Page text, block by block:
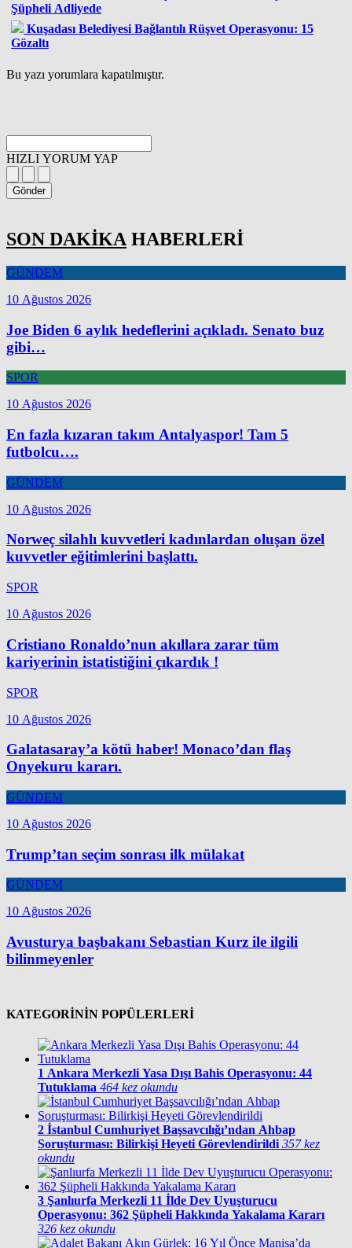
Şüpheli Adliyede
Kuşadası Belediyesi Bağlantılı Rüşvet Operasyonu: 15
Gözaltı
Bu yazı yorumlara kapatılmıştır.
HIZLI YORUM YAP
Gönder
SON DAKİKA HABERLERİ
GÜNDEM
10 Ağustos 2026
Joe Biden 6 aylık hedeflerini açıkladı. Senato buz
gibi…
SPOR
10 Ağustos 2026
En fazla kızaran takım Antalyaspor! Tam 5
futbolcu….
GÜNDEM
10 Ağustos 2026
Norweç silahlı kuvvetleri kadınlardan oluşan özel
kuvvetler eğitimlerini başlattı.
SPOR
10 Ağustos 2026
Cristiano Ronaldo’nun akıllara zarar tüm
kariyerinin istatistiğini çıkardık !
SPOR
10 Ağustos 2026
Galatasaray’a kötü haber! Monaco’dan flaş
Onyekuru kararı.
GÜNDEM
10 Ağustos 2026
Trump’tan seçim sonrası ilk mülakat
GÜNDEM
10 Ağustos 2026
Avusturya başbakanı Sebastian Kurz ile ilgili
bilinmeyenler
KATEGORİNİN POPÜLERLERİ
1 Ankara Merkezli Yasa Dışı Bahis Operasyonu: 44
Tutuklama 464 kez okundu
2 İstanbul Cumhuriyet Başsavcılığı’ndan Ahbap
Soruşturması: Bilirkişi Heyeti Görevlendirildi 357 kez
okundu
3 Şanlıurfa Merkezli 11 İlde Dev Uyuşturucu
Operasyonu: 362 Şüpheli Hakkında Yakalama Kararı
326 kez okundu